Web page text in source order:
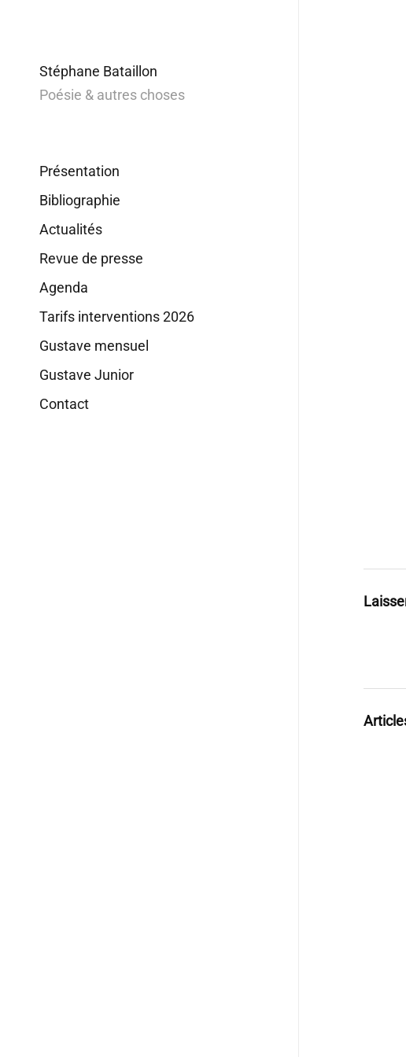
Stéphane Bataillon
Poésie & autres choses
Présentation
Bibliographie
Actualités
Revue de presse
Agenda
Tarifs interventions 2026
Gustave mensuel
Gustave Junior
Contact